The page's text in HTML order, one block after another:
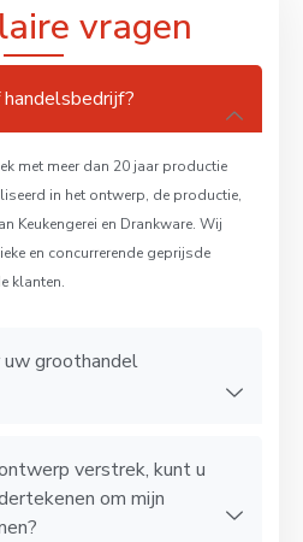
vragen
met meer dan 20 jaar productie
in het ontwerp, de productie,
Keukengerei en Drankware. Wij
en concurrerende geprijsde
klanten.
groothandel
verstrek, kunt u
om mijn